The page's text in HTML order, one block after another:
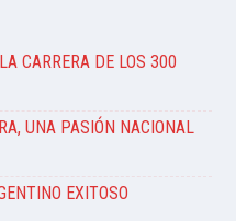
CARRERA DE LOS 300
UNA PASIÓN NACIONAL
EXITOSO